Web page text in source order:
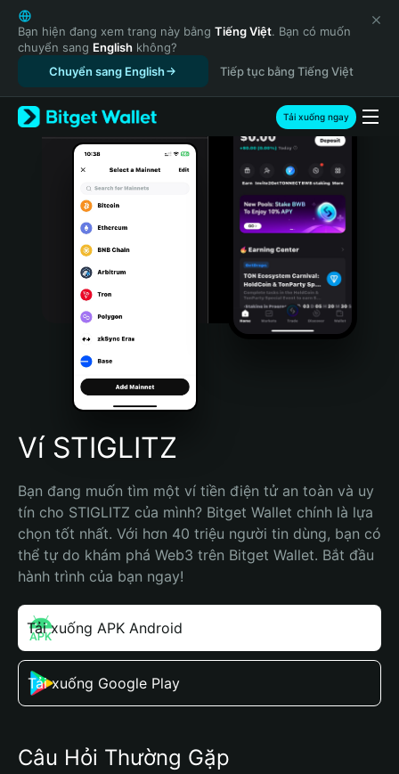
English
日本語
Tiếng Việt
Русский
Español (Latinoamérica)
Türkçe
Italiano
Português (Portugal)
Bahasa Indonesia
Português (Brasil)
Español (Argentina)
Bạn hiện đang xem trang này bằng Tiếng Việt. Bạn có muốn
chuyển sang English không?
Chuyển sang English
Tiếp tục bằng Tiếng Việt
Tải xuống ngay
Ví STIGLITZ
Bạn đang muốn tìm một ví tiền điện tử an toàn và uy
tín cho STIGLITZ của mình? Bitget Wallet chính là lựa
chọn tốt nhất. Với hơn 40 triệu người tin dùng, bạn có
thể tự do khám phá Web3 trên Bitget Wallet. Bắt đầu
hành trình của bạn ngay!
Tải xuống APK Android
Tải xuống Google Play
Câu Hỏi Thường Gặp